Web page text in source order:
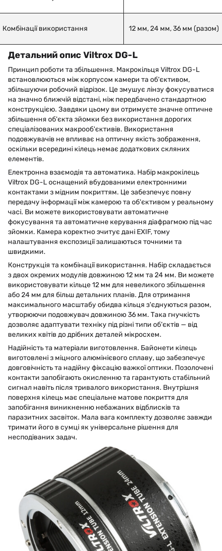
Комбінації використання 12 мм, 24 мм, 36 мм (разом)
Детальний опис Viltrox DG-L
Принцип роботи та збільшення. Макрокільця Viltrox DG-L
встановлюються між корпусом камери та об'єктивом,
збільшуючи робочий відрізок. Це змушує лінзу фокусуватися
на значно ближчій відстані, ніж передбачено стандартною
конструкцією. Завдяки цьому ви отримуєте значне оптичне
збільшення об'єкта зйомки без використання дорогих
спеціалізованих макрооб'єктивів. Використання
подовжувачів не впливає на оптичну якість зображення,
оскільки всередині кілець немає додаткових скляних
елементів.
Електронна взаємодія та автоматика. Набір макрокілець
Viltrox DG-L оснащений вбудованими електронними
контактами з мідним покриттям. Це забезпечує повну
передачу інформації між камерою та об'єктивом у реальному
часі. Ви можете використовувати автоматичне
фокусування та автоматичне керування діафрагмою під час
зйомки. Камера коректно зчитує дані EXIF, тому
налаштування експозиції залишаються точними та
швидкими.
Конструкція та комбінації використання. Набір складається
з двох окремих модулів довжиною 12 мм та 24 мм. Ви можете
використовувати кільце 12 мм для невеликого збільшення
або 24 мм для більш детальних планів. Для отримання
максимального масштабу обидва кільця з'єднуються разом,
утворюючи подовжувач довжиною 36 мм. Така гнучкість
дозволяє адаптувати техніку під різні типи об'єктів — від
великих квітів до дрібних деталей мікросхем.
Надійність та матеріали виготовлення. Байонети кілець
виготовлені з міцного алюмінієвого сплаву, що забезпечує
довговічність та надійну фіксацію важкої оптики. Позолочені
контакти запобігають окисленню та гарантують стабільний
сигнал навіть після тривалого використання. Внутрішня
поверхня кілець має спеціальне матове покриття для
запобігання виникненню небажаних відблисків та
паразитних засвіток. Мала вага комплекту дозволяє завжди
тримати його в сумці як універсальне рішення для
несподіваних задач.